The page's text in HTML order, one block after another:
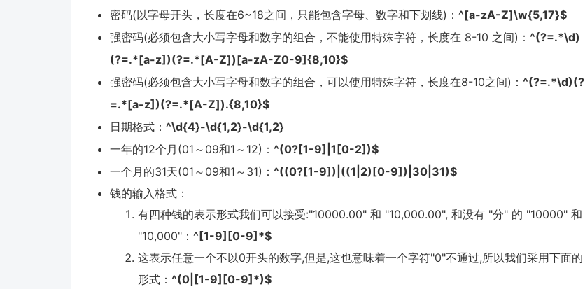
密码(以字母开头，长度在6~18之间，只能包含字母、数字和下划线)： ^[a-zA-Z]\w{5,17}$
强密码(必须包含大小写字母和数字的组合，不能使用特殊字符，长度在 8-10 之间)： ^(?=.*\d)
(?=.*[a-z])(?=.*[A-Z])[a-zA-Z0-9]{8,10}$
强密码(必须包含大小写字母和数字的组合，可以使用特殊字符，长度在8-10之间)： ^(?=.*\d)(?
=.*[a-z])(?=.*[A-Z]).{8,10}$
日期格式： ^\d{4}-\d{1,2}-\d{1,2}
一年的12个月(01～09和1～12)： ^(0?[1-9]|1[0-2])$
一个月的31天(01～09和1～31)： ^((0?[1-9])|((1|2)[0-9])|30|31)$
钱的输入格式：
有四种钱的表示形式我们可以接受:"10000.00" 和 "10,000.00", 和没有 "分" 的 "10000" 和
"10,000"： ^[1-9][0-9]*$
这表示任意一个不以0开头的数字,但是,这也意味着一个字符"0"不通过,所以我们采用下面的
形式： ^(0|[1-9][0-9]*)$